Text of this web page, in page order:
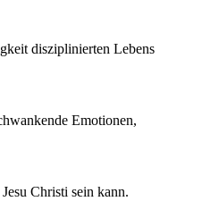
disziplinierten Lebens
Emotionen,
Christi sein kann.